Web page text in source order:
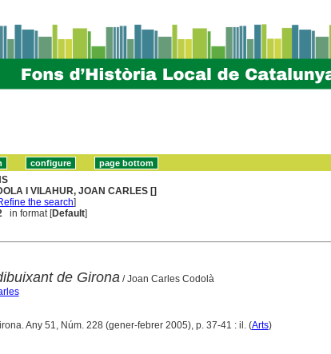
I VILAHUR, JOAN CARLES []
the search]
in format [Default]
de Girona/ Joan Carles Codolà
Any 51, Núm. 228 (gener-febrer 2005), p. 37-41 : il. (Arts)